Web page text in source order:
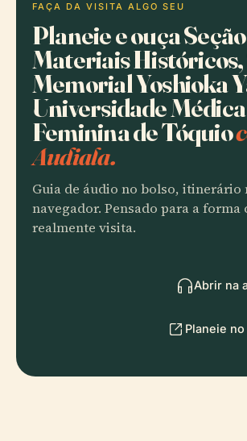
FAÇA DA VISITA ALGO SEU
Planeie e ouça
Materiais Históricos,
Memorial Yoshioka
Universidade Médica
Feminina de Tóquio
Audiala.
Guia de áudio no bolso, itinerário
navegador. Pensado para a forma
realmente visita.
Abrir na
Planeie